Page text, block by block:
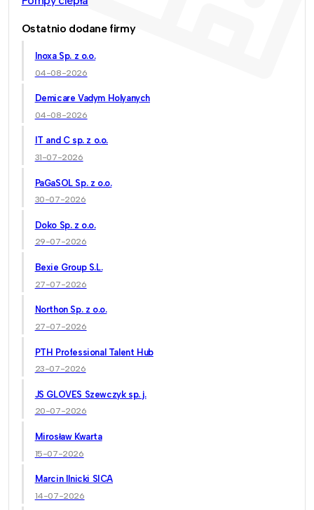
Ostatnio dodane firmy
Inoxa Sp. z o.o.
04-08-2026
Demicare Vadym Holyanych
04-08-2026
IT and C sp. z o.o.
31-07-2026
PaGaSOL Sp. z o.o.
30-07-2026
Doko Sp. z o.o.
29-07-2026
Bexie Group S.L.
27-07-2026
Northon Sp. z o.o.
27-07-2026
PTH Professional Talent Hub
23-07-2026
JS GLOVES Szewczyk sp. j.
20-07-2026
Mirosław Kwarta
15-07-2026
Marcin Ilnicki SICA
14-07-2026